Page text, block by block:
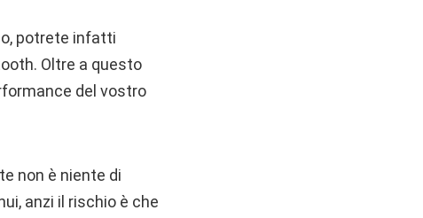
potrete infatti
Oltre a questo
del vostro
non è niente di
anzi il rischio è che